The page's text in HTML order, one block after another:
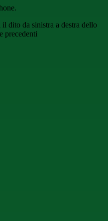
dito da sinistra a destra dello
precedenti